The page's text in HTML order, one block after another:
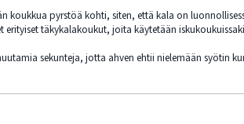
koukkua pyrstöä kohti, siten, että kala on
täkykalakoukut, joita käytetään
sekunteja, jotta ahven ehtii nielemään syötin